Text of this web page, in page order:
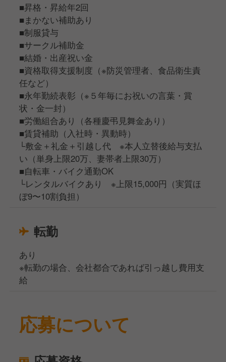
■昇格・昇給年2回
■まかない補助あり
■制服貸与
■サークル補助金
■結婚・出産祝い金
■資格取得支援制度（※防災管理者、食品衛生責
任など）
■永年勤続表彰（※５年毎にお祝いの言葉・賞
状・金一封）
■労働組合あり（各種慶弔見舞金あり）
■賃貸補助（入社時・異動時）
└敷金＋礼金＋引越し代 ※本人立替後給与支払
い（単身上限20万、妻帯者上限30万）
■自転車・バイク通勤OK
└レンタルバイクあり ※上限15,000円（実質ほ
ぼ9〜10割負担）
転勤
あり
※転勤の場合、会社都合であれば引っ越し費用支
給
応募について